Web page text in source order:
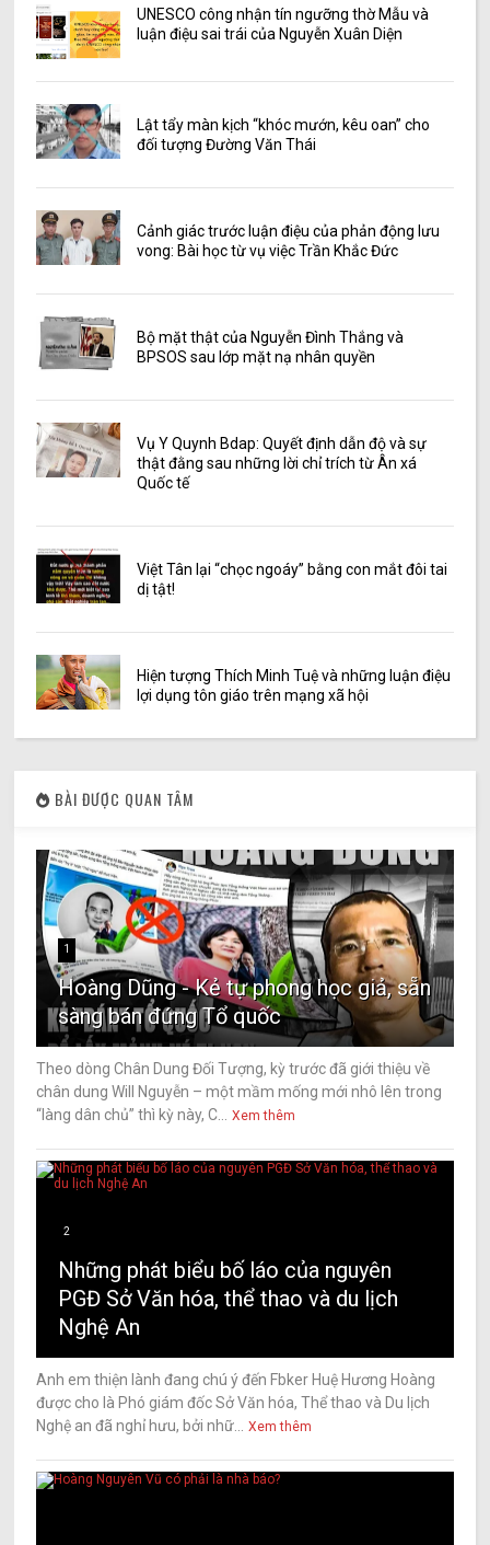
UNESCO công nhận tín ngưỡng thờ Mẫu và
luận điệu sai trái của Nguyễn Xuân Diện
Lật tẩy màn kịch “khóc mướn, kêu oan” cho
đối tượng Đường Văn Thái
Cảnh giác trước luận điệu của phản động lưu
vong: Bài học từ vụ việc Trần Khắc Đức
Bộ mặt thật của Nguyễn Đình Thắng và
BPSOS sau lớp mặt nạ nhân quyền
Vụ Y Quynh Bdap: Quyết định dẫn độ và sự
thật đằng sau những lời chỉ trích từ Ân xá
Quốc tế
Việt Tân lại “chọc ngoáy” bằng con mắt đôi tai
dị tật!
Hiện tượng Thích Minh Tuệ và những luận điệu
lợi dụng tôn giáo trên mạng xã hội
BÀI ĐƯỢC QUAN TÂM
1
Hoàng Dũng - Kẻ tự phong học giả, sẵn
sàng bán đứng Tổ quốc
Theo dòng Chân Dung Đối Tượng, kỳ trước đã giới thiệu về
chân dung Will Nguyễn – một mầm mống mới nhô lên trong
“làng dân chủ” thì kỳ này, C...
Xem thêm
2
Những phát biểu bố láo của nguyên
PGĐ Sở Văn hóa, thể thao và du lịch
Nghệ An
Anh em thiện lành đang chú ý đến Fbker Huệ Hương Hoàng
được cho là Phó giám đốc Sở Văn hóa, Thể thao và Du lịch
Nghệ an đã nghỉ hưu, bởi nhữ...
Xem thêm